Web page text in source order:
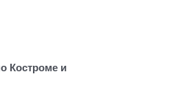
Костроме и